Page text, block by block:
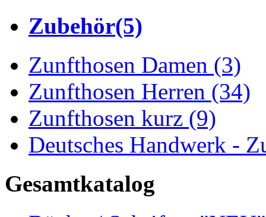
Zubehör(5)
Zunfthosen Damen (3)
Zunfthosen Herren (34)
Zunfthosen kurz (9)
Deutsches Handwerk -
Gesamtkatalog